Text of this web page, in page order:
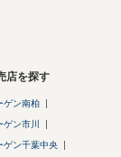
店を探す
ゲン南柏
ン市川
ゲン千葉中央